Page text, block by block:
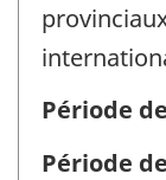
Période
Période